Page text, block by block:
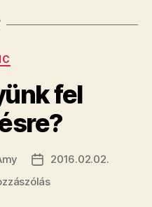
fel
Bejegyzés
dátuma
2016.02.02.
a(z)